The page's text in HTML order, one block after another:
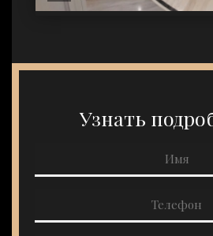
Узнать